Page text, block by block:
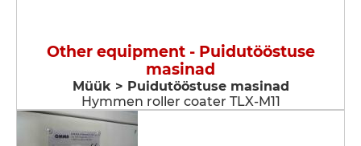
Other equipment - Puidutööstuse
masinad
Müük > Puidutööstuse masinad
Hymmen roller coater TLX-M11